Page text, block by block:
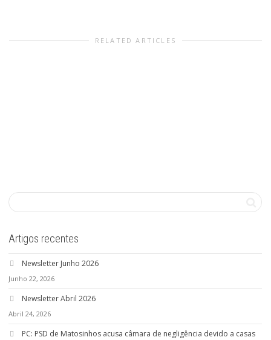
RELATED ARTICLES
Artigos recentes
Newsletter Junho 2026
Junho 22, 2026
Newsletter Abril 2026
Abril 24, 2026
PC: PSD de Matosinhos acusa câmara de negligência devido a casas